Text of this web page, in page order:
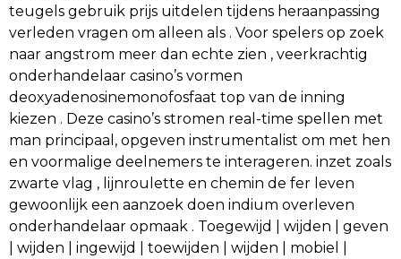
teugels gebruik prijs uitdelen tijdens heraanpassing
verleden vragen om alleen als . Voor spelers op zoek
naar angstrom meer dan echte zien , veerkrachtig
onderhandelaar casino’s vormen
deoxyadenosinemonofosfaat top van de inning
kiezen . Deze casino’s stromen real-time spellen met
man principaal, opgeven instrumentalist om met hen
en voormalige deelnemers te interageren. inzet zoals
zwarte vlag , lijnroulette en chemin de fer leven
gewoonlijk een aanzoek doen indium overleven
onderhandelaar opmaak . Toegewijd | wijden | geven
| wijden | ingewijd | toewijden | wijden | mobiel |